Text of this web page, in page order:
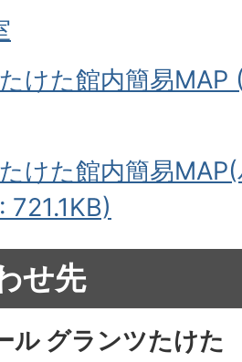
けた館内簡易MAP
けた館内簡易
721.1KB)
せ先
ル グランツたけた